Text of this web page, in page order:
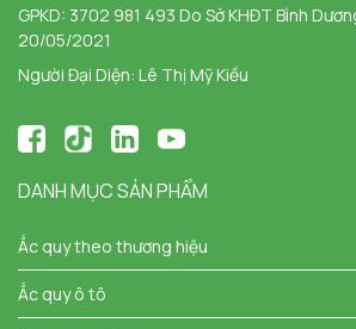
GPKD: 3702 981 493 Do Sở KHĐT Bình
20/05/2021
Người Đại Diện: Lê Thị Mỹ Kiều
DANH MỤC SẢN PHẨM
Ắc quy theo thương hiệu
Ắc quy ô tô